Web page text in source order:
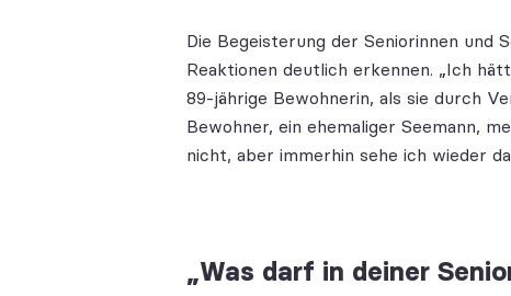
Die Begeisterung der Seniorinnen und
Reaktionen deutlich erkennen. „Ich
89-jährige Bewohnerin, als sie durch
Bewohner, ein ehemaliger Seemann,
nicht, aber immerhin sehe ich wieder
„Was darf in deiner